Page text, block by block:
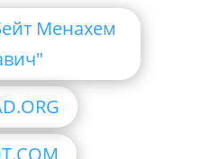
Менахем